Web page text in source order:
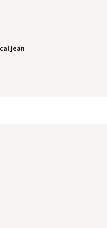
Jean